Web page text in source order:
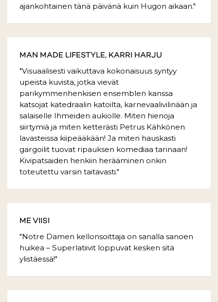
ajankohtainen tänä päivänä kuin Hugon aikaan."
MAN MADE LIFESTYLE, KARRI HARJU
"Visuaalisesti vaikuttava kokonaisuus syntyy
upeista kuvista, jotka vievät
parikymmenhenkisen ensemblen kanssa
katsojat katedraalin katoilta, karnevaalivilinään ja
salaiselle Ihmeiden aukiolle. Miten hienoja
siirtymiä ja miten ketterästi Petrus Kähkönen
lavasteissa kiipeääkään! Ja miten hauskasti
gargoilit tuovat ripauksen komediaa tarinaan!
Kivipatsaiden henkiin herääminen onkin
toteutettu varsin taitavasti."
ME VIISI
"Notre Damen kellonsoittaja on sanalla sanoen
huikea – Superlatiivit loppuvat kesken sitä
ylistäessä!"